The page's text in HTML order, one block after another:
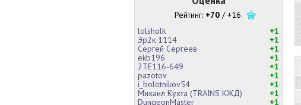
Рейтинг: +70/+16
lolsholk
+1
Эр2к 1114
+1
Сергей Сергеев
+1
ekb196
+1
2TE116-649
+1
pazotov
+1
i_bolotnikov54
+1
Михаил Кухта (TRAINS КЖД)
+1
DungeonMaster
+1